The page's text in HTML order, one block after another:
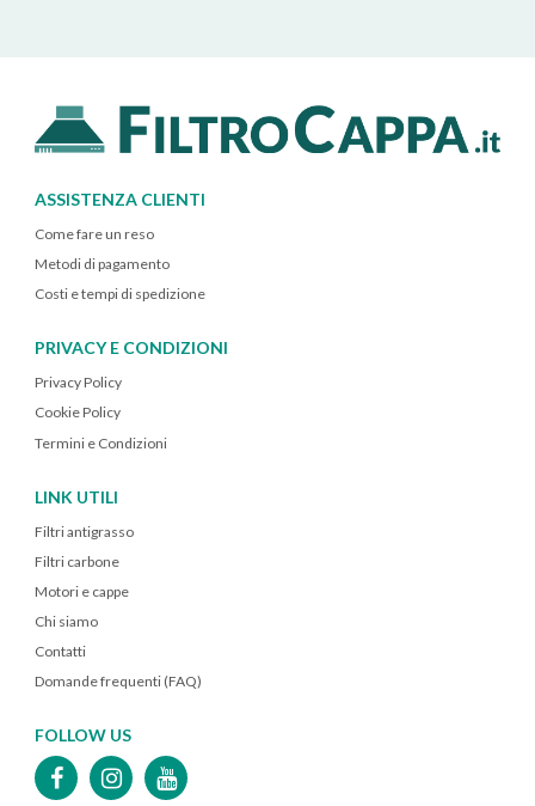
ASSISTENZA CLIENTI
Come fare un reso
Metodi di pagamento
Costi e tempi di spedizione
PRIVACY E CONDIZIONI
Privacy Policy
Cookie Policy
Termini e Condizioni
LINK UTILI
Filtri antigrasso
Filtri carbone
Motori e cappe
Chi siamo
Contatti
Domande frequenti (FAQ)
FOLLOW US